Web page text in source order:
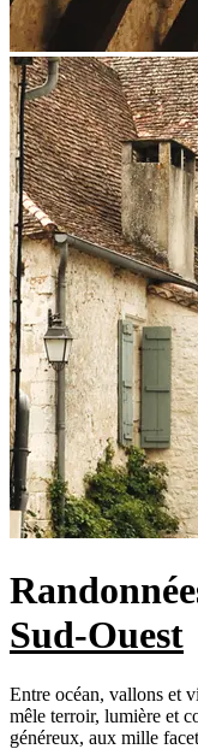
Sud-Ouest
Entre océan, vallons et
mêle terroir, lumière et
généreux, aux mille